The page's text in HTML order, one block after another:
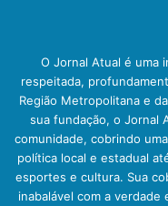
O Jornal Atual é uma
respeitada,
Região Metropolitana e
sua fundação, o Jornal
comunidade, cobrindo
política local e estadual
esportes e cultura. Sua
inabalável com a